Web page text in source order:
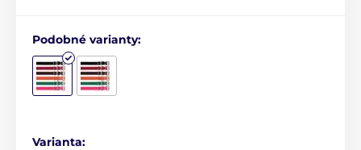
Podobné varianty:
Varianta: